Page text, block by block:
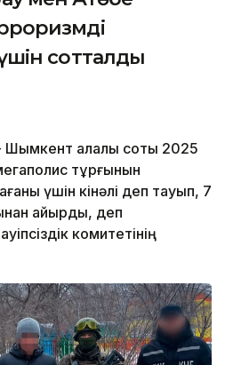
сотталды
қалалық соты 2025
тұрғынын
үшін кінәлі деп тауып, 7
айырды, деп
комитетінің